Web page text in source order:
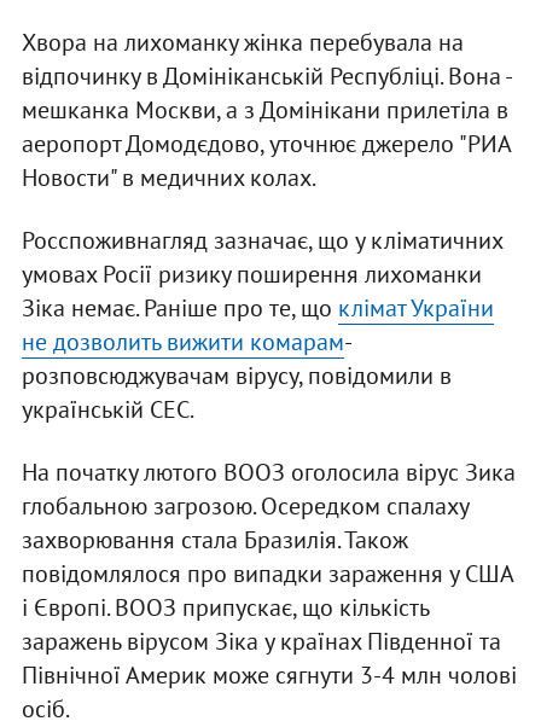
Хвора на лихоманку жінка перебувала на
відпочинку в Домініканській Республіці. Вона -
мешканка Москви, а з Домінікани прилетіла в
аеропорт Домодєдово, уточнює джерело "РИА
Новости" в медичних колах.
Росспоживнагляд зазначає, що у кліматичних
умовах Росії ризику поширення лихоманки
Зіка немає. Раніше про те, що клімат України
не дозволить вижити комарам-
розповсюджувачам вірусу, повідомили в
українській СЕС.
На початку лютого ВООЗ оголосила вірус Зика
глобальною загрозою. Осередком спалаху
захворювання стала Бразилія. Також
повідомлялося про випадки зараження у США
і Європі. ВООЗ припускає, що кількість
заражень вірусом Зіка у країнах Південної та
Північної Америк може сягнути 3-4 млн чолові
осіб.